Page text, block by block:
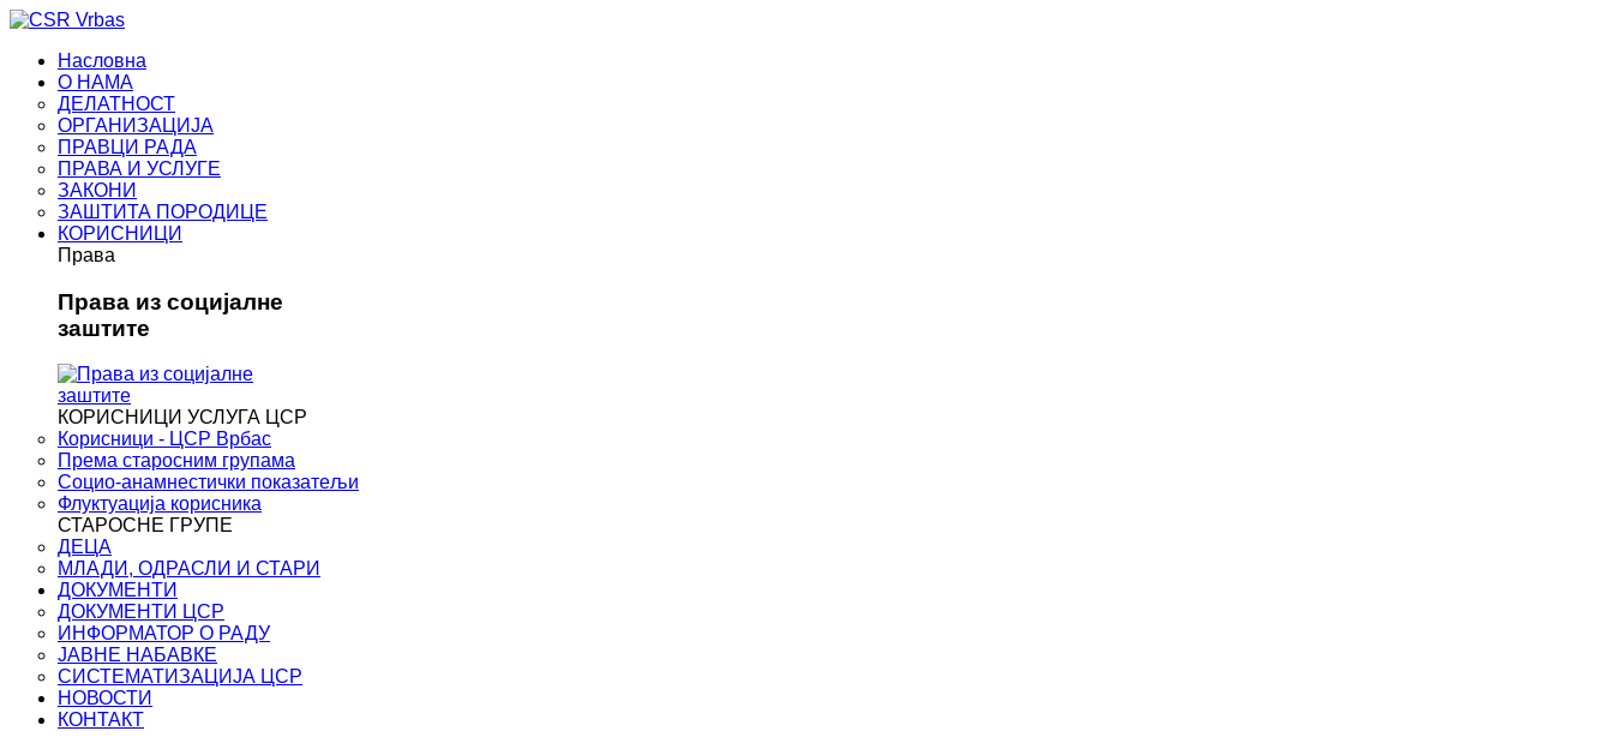
Насловна
О НАМА
ДЕЛАТНОСТ
ОРГАНИЗАЦИЈА
ПРАВЦИ РАДА
ПРАВА И УСЛУГЕ
ЗАКОНИ
ЗАШТИТА ПОРОДИЦЕ
КОРИСНИЦИ
Права
Права из социјалне
заштите
КОРИСНИЦИ УСЛУГА ЦСР
Корисници - ЦСР Врбас
Према старосним групама
Социо-анамнестички показатељи
Флуктуација корисника
СТАРОСНЕ ГРУПЕ
ДЕЦА
МЛАДИ, ОДРАСЛИ И СТАРИ
ДОКУМЕНТИ
ДОКУМЕНТИ ЦСР
ИНФОРМАТОР О РАДУ
ЈАВНЕ НАБАВКЕ
СИСТЕМАТИЗАЦИЈА ЦСР
НОВОСТИ
КОНТАКТ